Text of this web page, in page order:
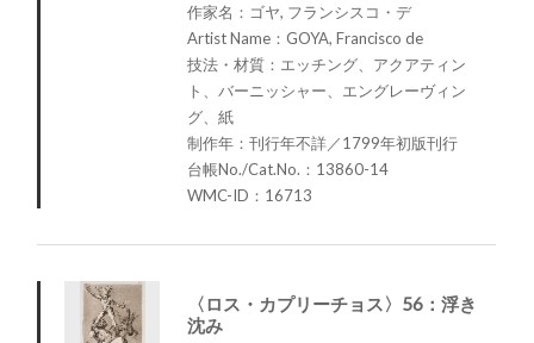
作家名：ゴヤ, フランシスコ・デ
Artist Name：GOYA, Francisco de
技法・材質：エッチング、アクアティン
ト、バーニッシャー、エングレーヴィン
グ、紙
制作年：刊行年不詳／1799年初版刊行
台帳No./Cat.No.：13860-14
WMC-ID：16713
〈ロス・カプリーチョス〉56：浮き
沈み